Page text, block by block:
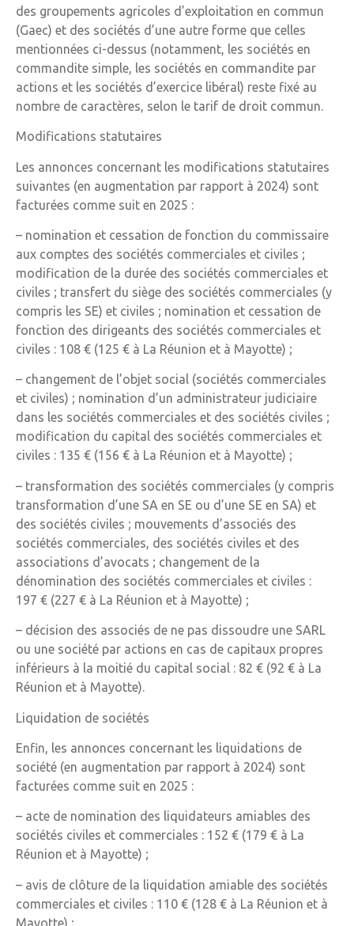
des groupements agricoles d’exploitation en commun
(Gaec) et des sociétés d’une autre forme que celles
mentionnées ci-dessus (notamment, les sociétés en
commandite simple, les sociétés en commandite par
actions et les sociétés d’exercice libéral) reste fixé au
nombre de caractères, selon le tarif de droit commun.
Modifications statutaires
Les annonces concernant les modifications statutaires
suivantes (en augmentation par rapport à 2024) sont
facturées comme suit en 2025 :
– nomination et cessation de fonction du commissaire
aux comptes des sociétés commerciales et civiles ;
modification de la durée des sociétés commerciales et
civiles ; transfert du siège des sociétés commerciales (y
compris les SE) et civiles ; nomination et cessation de
fonction des dirigeants des sociétés commerciales et
civiles : 108 € (125 € à La Réunion et à Mayotte) ;
– changement de l’objet social (sociétés commerciales
et civiles) ; nomination d’un administrateur judiciaire
dans les sociétés commerciales et des sociétés civiles ;
modification du capital des sociétés commerciales et
civiles : 135 € (156 € à La Réunion et à Mayotte) ;
– transformation des sociétés commerciales (y compris
transformation d’une SA en SE ou d’une SE en SA) et
des sociétés civiles ; mouvements d’associés des
sociétés commerciales, des sociétés civiles et des
associations d’avocats ; changement de la
dénomination des sociétés commerciales et civiles :
197 € (227 € à La Réunion et à Mayotte) ;
– décision des associés de ne pas dissoudre une SARL
ou une société par actions en cas de capitaux propres
inférieurs à la moitié du capital social : 82 € (92 € à La
Réunion et à Mayotte).
Liquidation de sociétés
Enfin, les annonces concernant les liquidations de
société (en augmentation par rapport à 2024) sont
facturées comme suit en 2025 :
– acte de nomination des liquidateurs amiables des
sociétés civiles et commerciales : 152 € (179 € à La
Réunion et à Mayotte) ;
– avis de clôture de la liquidation amiable des sociétés
commerciales et civiles : 110 € (128 € à La Réunion et à
Mayotte) ;